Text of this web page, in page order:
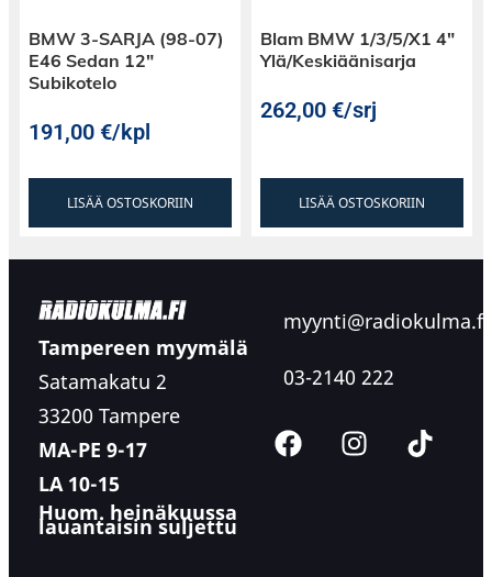
BMW 3-SARJA (98-07)
E46 Sedan 12″
Subikotelo
191,00€/kpl
LISÄÄ OSTOSKORIIN
Blam BMW 1/3/5/X1 4″
Ylä/Keskiäänisarja
262,00€/srj
LISÄÄ OSTOSKORIIN
Tampereen myymälä
Satamakatu 2
33200 Tampere
MA-PE 9-17
LA 10-15
Huom. heinäkuussa
lauantaisin suljettu
myynti@radiokulma.fi
03-2140 222